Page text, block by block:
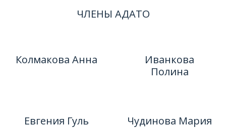
ЧЛЕНЫ АДАТО
Колмакова Анна
Иванкова
Полина
Евгения Гуль Чудинова Мария